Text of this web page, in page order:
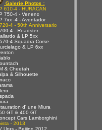
Galerie Photos :
610-4 - HURACAN
750-4 - Veneno
7xx -4 - Aventador
4 - 50th Anniversario
4 - Roadster
& LP 5xx
4 Squadra Corse
& LP 6xx
& Cheetah
& Silhouette
d' une Miura
GT & 400 GT
Cars Lamborghini
- 2013
Urus - Beijing 2012